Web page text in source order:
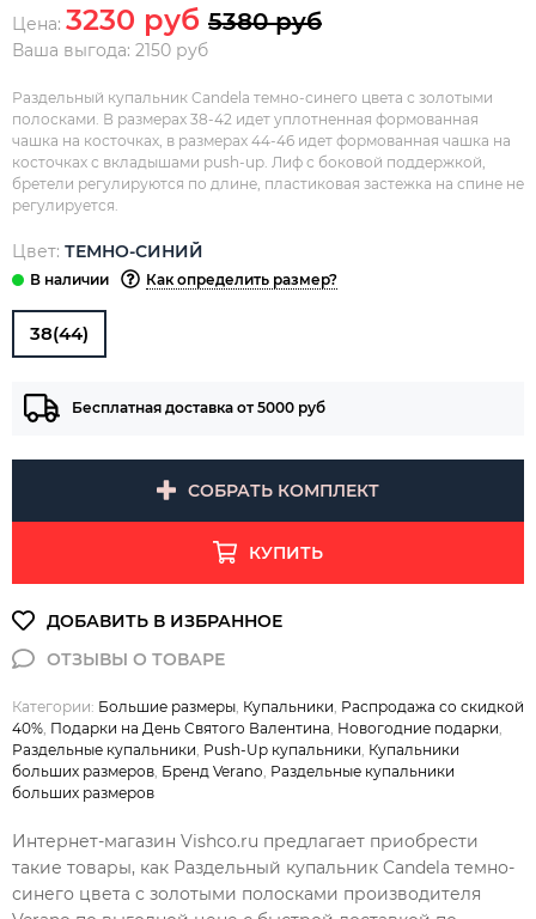
Цена: 3230 руб 5380 руб
Ваша выгода: 2150 руб
Раздельный купальник Candela темно-синего цвета с золотыми
полосками. В размерах 38-42 идет уплотненная формованная
чашка на косточках, в размерах 44-46 идет формованная чашка на
косточках с вкладышами push-up. Лиф с боковой поддержкой,
бретели регулируются по длине, пластиковая застежка на спине не
регулируется.
Цвет: ТЕМНО-СИНИЙ
Как определить размер?
38(44)
Бесплатная доставка от 5000 руб
СОБРАТЬ КОМПЛЕКТ
КУПИТЬ
Категории: Большие размеры Купальники Распродажа со скидкой
40% Подарки на День Святого Валентина Новогодние подарки
Раздельные купальники Push-Up купальники Купальники
больших размеров Бренд Verano Раздельные купальники
больших размеров
Интернет-магазин Vishco.ru предлагает приобрести
такие товары, как Раздельный купальник Candela темно-
синего цвета с золотыми полосками производителя